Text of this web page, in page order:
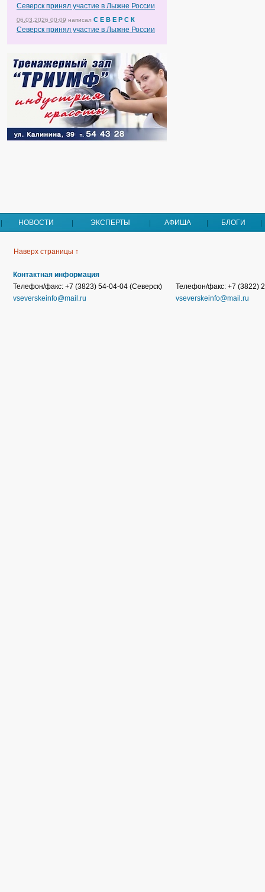
Северск принял участие в Лыжне России
06.03.2026 00:09 написал С Е В Е Р С К
Северск принял участие в Лыжне России
НОВОСТИ ЭКСПЕРТЫ АФИША БЛОГИ
Наверх страницы ↑
Контактная информация
Телефон/факс: +7 (3823) 54-04-04 (Северск)
vseverskeinfo@mail.ru
Телефон/факс: +7 (3822)
vseverskeinfo@mail.ru